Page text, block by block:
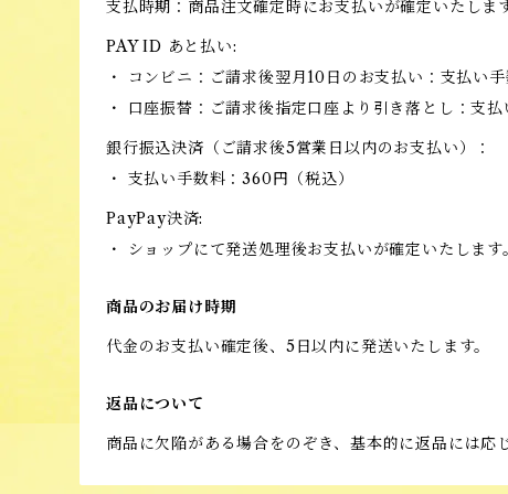
支払時期：商品注文確定時にお支払いが確定いたします
PAY ID あと払い:
・ コンビニ：ご請求後翌月10日のお支払い：支払い
・ 口座振替：ご請求後指定口座より引き落とし：支
銀行振込決済（ご請求後5営業日以内のお支払い）：
・ 支払い手数料：360円（税込）
PayPay決済:
・ ショップにて発送処理後お支払いが確定いたします。
商品のお届け時期
代金のお支払い確定後、5日以内に発送いたします。
返品について
商品に欠陥がある場合をのぞき、基本的に返品には応